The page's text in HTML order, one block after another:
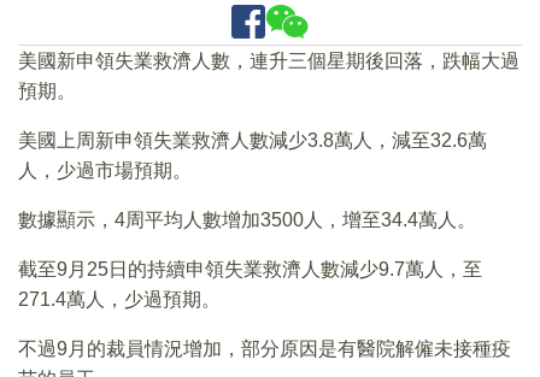
美國新申領失業救濟人數，連升三個星期後回落，跌幅大過
預期。
美國上周新申領失業救濟人數減少3.8萬人，減至32.6萬
人，少過市場預期。
數據顯示，4周平均人數增加3500人，增至34.4萬人。
截至9月25日的持續申領失業救濟人數減少9.7萬人，至
271.4萬人，少過預期。
不過9月的裁員情況增加，部分原因是有醫院解僱未接種疫